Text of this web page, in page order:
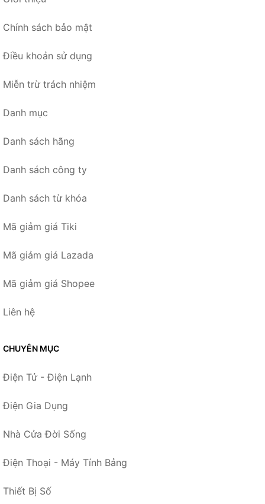
Chính sách bảo mật
Điều khoản sử dụng
Miễn trừ trách nhiệm
Danh mục
Danh sách hãng
Danh sách công ty
Danh sách từ khóa
Mã giảm giá Tiki
Mã giảm giá Lazada
Mã giảm giá Shopee
Liên hệ
CHUYÊN MỤC
Điện Tử - Điện Lạnh
Điện Gia Dụng
Nhà Cửa Đời Sống
Điện Thoại - Máy Tính Bảng
Thiết Bị Số